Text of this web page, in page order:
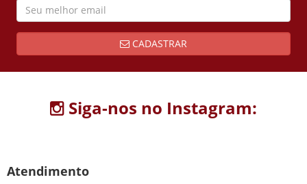
CADASTRAR
Siga-nos no Instagram:
Atendimento